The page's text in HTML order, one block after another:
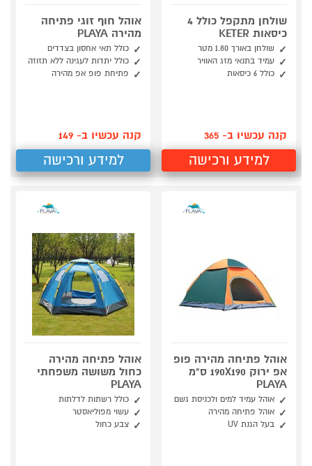
שולחן מתקפל כולל 4
כיסאות KETER
שולחן באורך 1.80 מטר
עמיד בתנאי מזג האוויר
כולל 6 כיסאות
קנה עכשיו ב- 365
למידע ורכישה
אוהל חוף זוגי פתיחה
מהירה PLAYA
כולל תאי אחסון בצדדים
כולל יתדות לעגינה ללא תזוזה
פתיחת פופ אפ מהירה
קנה עכשיו ב- 149
למידע ורכישה
אוהל פתיחה מהירה פופ
אפ ירוק 190X190 ס"מ
PLAYA
אוהל עמיד למים ולכניסת גשם
אוהל פתיחה מהירה
בעל הגנת UV
אוהל פתיחה מהירה
כחול משושה משפחתי
PLAYA
כולל רשתות לדלתות
עשוי מפוליאסטר
צבע כחול